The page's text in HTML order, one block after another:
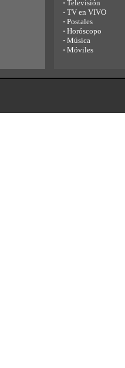
· Televisión
· TV en VIVO
· Postales
· Horóscopo
· Música
· Móviles